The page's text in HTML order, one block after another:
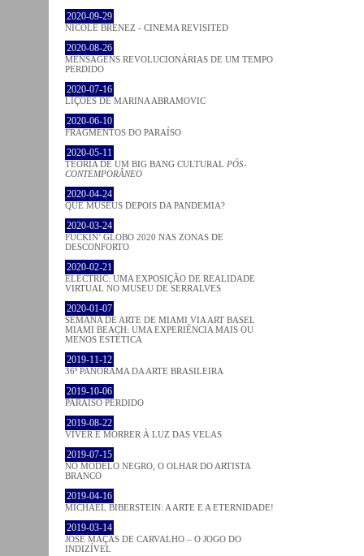
2020-09-29
NICOLE BRENEZ - CINEMA REVISITED
2020-08-26
MENSAGENS REVOLUCIONÁRIAS DE UM TEMPO
PERDIDO
2020-07-16
LIÇÕES DE MARINA ABRAMOVIC
2020-06-10
FRAGMENTOS DO PARAÍSO
2020-05-11
TEORIA DE UM BIG BANG CULTURAL PÓS-
CONTEMPORÂNEO
2020-04-24
QUE MUSEUS DEPOIS DA PANDEMIA?
2020-03-24
FUCKIN’ GLOBO 2020 NAS ZONAS DE
DESCONFORTO
2020-02-21
ELECTRIC: UMA EXPOSIÇÃO DE REALIDADE
VIRTUAL NO MUSEU DE SERRALVES
2020-01-07
SEMANA DE ARTE DE MIAMI VIA ART BASEL
MIAMI BEACH: UMA EXPERIÊNCIA MAIS OU
MENOS ESTÉTICA
2019-11-12
36º PANORAMA DA ARTE BRASILEIRA
2019-10-06
PARAÍSO PERDIDO
2019-08-22
VIVER E MORRER À LUZ DAS VELAS
2019-07-15
NO MODELO NEGRO, O OLHAR DO ARTISTA
BRANCO
2019-04-16
MICHAEL BIBERSTEIN: A ARTE E A ETERNIDADE!
2019-03-14
JOSÉ MAÇÃS DE CARVALHO – O JOGO DO
INDIZÍVEL